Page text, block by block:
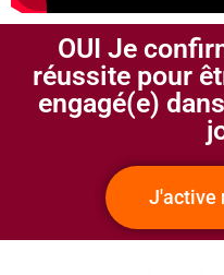
OUI Je
réussite pour
engagé(e)
J'active